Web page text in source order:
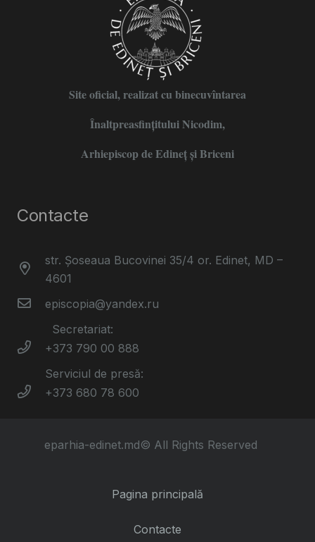
Site oficial, realizat cu binecuvîntarea
Înaltpreasfințitului Nicodim,
Arhiepiscop de Edineţ şi Briceni
Contacte
str. Șoseaua Bucovinei 35/4 or. Edinet, MD –
4601
episcopia@yandex.ru
Secretariat:
+373 790 00 888
Serviciul de presă:
+373 680 78 600
eparhia-edinet.md© All Rights Reserved
Pagina principală
Contacte